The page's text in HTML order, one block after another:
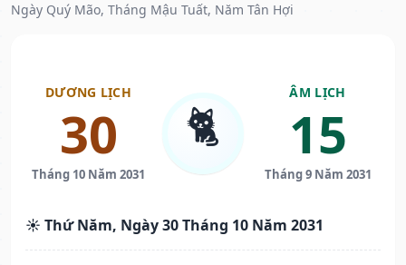
Ngày Quý Mão, Tháng Mậu Tuất, Năm Tân Hợi
DƯƠNG LỊCH
30
Tháng 10 Năm 2031
🐈
ÂM LỊCH
15
Tháng 9 Năm 2031
☀️ Thứ Năm, Ngày 30 Tháng 10 Năm 2031